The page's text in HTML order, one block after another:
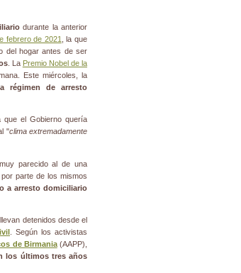
durante la anterior
febrero de 2021
, la que
del hogar antes de ser
. La Premio Nobel de la
Este miércoles, la
régimen de arresto
el Gobierno quería
"clima extremadamente
parecido al de una
por parte de los mismos
a arresto domiciliario
detenidos desde el
. Según los activistas
de Birmania(AAPP),
los últimos tres años